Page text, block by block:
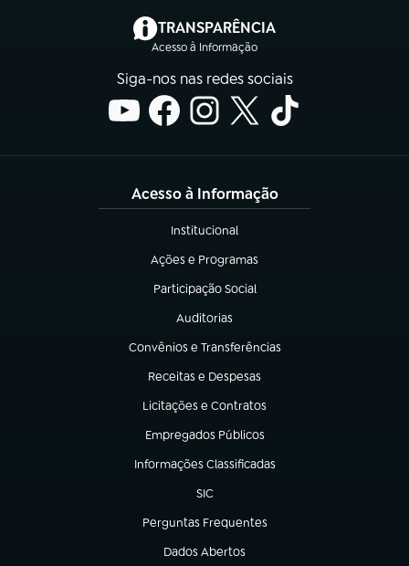
TRANSPARÊNCIA
Acesso à Informação
(abre em nova aba)
Siga-nos nas redes sociais
Acesso à Informação
Institucional
(abre em nova aba)
Ações e Programas
(abre em nova aba)
Participação Social
(abre em nova aba)
Auditorias
(abre em nova aba)
Convênios e Transferências
(abre em nova aba)
Receitas e Despesas
(abre em nova aba)
Licitações e Contratos
(abre em nova aba)
Empregados Públicos
(abre em nova aba)
Informações Classificadas
(abre em nova aba)
SIC
(abre em nova aba)
Perguntas Frequentes
(abre em nova aba)
Dados Abertos
(abre em nova aba)